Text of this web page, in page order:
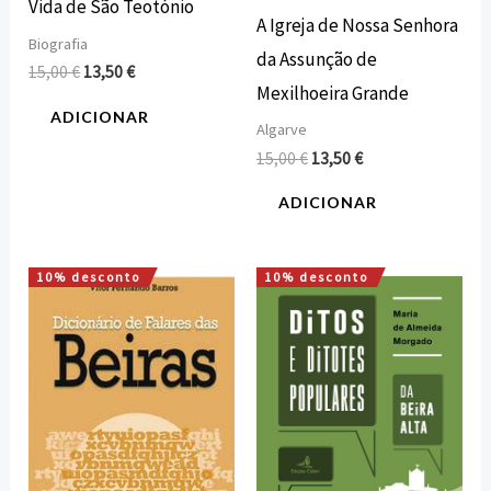
Vida de São Teotónio
Biografia
15,00€ 13,50€
ADICIONAR
A Igreja de Nossa Senhora
da Assunção de
Mexilhoeira Grande
Algarve
15,00€ 13,50€
ADICIONAR
10% desconto
O
original
era:
21,50 €.
O
atual
é:
19,35 €.
10% desconto
O
preço
original
era:
8,00 €.
O
preço
atual
é:
7,20 €.